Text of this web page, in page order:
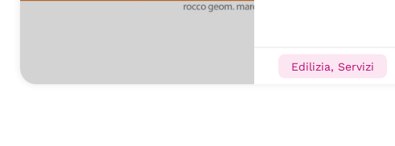
Edilizia, Servizi